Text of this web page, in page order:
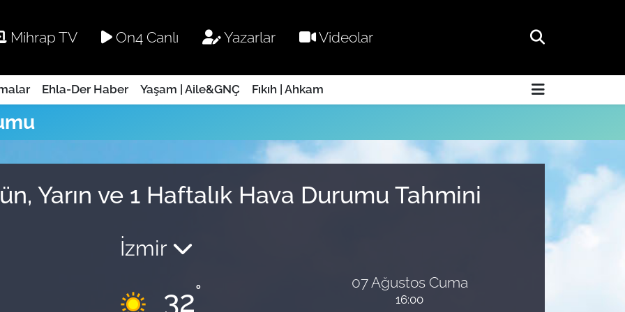
Mihrap TV On4 Canlı Yazarlar Videolar
Ehla-Der Haber Yaşam | Aile&GNÇ Fıkıh | Ahkam
Yarın ve 1 Haftalık Hava Durumu Tahmini
İzmir
32° 07 Ağustos Cuma
16:00